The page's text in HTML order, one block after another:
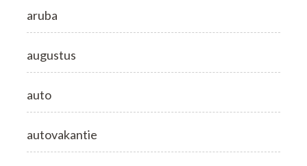
aruba
augustus
auto
autovakantie